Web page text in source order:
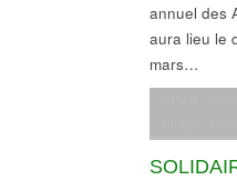
annuel des
aura lieu le
mars…
sociale